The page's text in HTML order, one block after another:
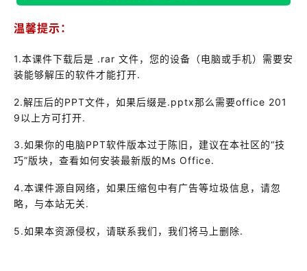
温馨提示：
1.本课件下载后是 .rar 文件，您的设备（电脑或手机）需要安
装能够解压的软件才能打开.
2.解压后的PPT文件，如果后缀是.pptx那么需要office 201
9以上方可打开.
3.如果你的电脑PPT软件版本过于陈旧，建议在本社区的“技
巧”版块，查看如何安装最新版的Ms Office.
4.本课件源自网络，如果压缩包中有广告等垃圾信息，请忽
略，与本站无关.
5.如果本资源侵权，请联系我们，我们将马上删除.